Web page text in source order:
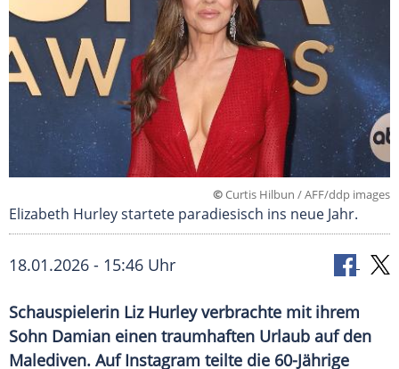
©Curtis Hilbun / AFF/ddp images
Elizabeth Hurley startete paradiesisch ins neue Jahr.
18.01.2026 - 15:46 Uhr
Schauspielerin Liz Hurley verbrachte mit ihrem
Sohn Damian einen traumhaften Urlaub auf den
Malediven. Auf Instagram teilte die 60-Jährige